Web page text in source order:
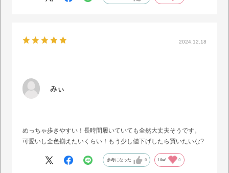
メンテナンスをしながら大切に履かせて頂きます。
2024.12.18
みぃ
めっちゃ歩きやすい！長時間履いていても全然大丈夫そうです。
可愛いし全色揃えたいくらい！もう少し値下げしたら買いたいな?
参考になった 0 Like! 0